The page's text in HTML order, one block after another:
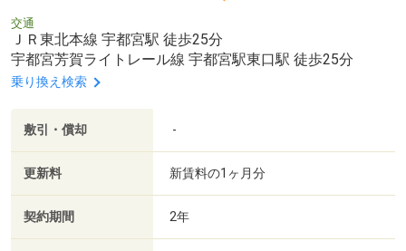
交通
ＪＲ東北本線 宇都宮駅 徒歩25分
宇都宮芳賀ライトレール線 宇都宮駅東口駅 徒歩25分
乗り換え検索
敷引・償却 -
更新料 新賃料の1ヶ月分
契約期間 2年